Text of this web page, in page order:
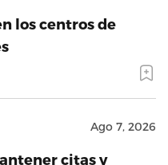
los centros de
Ago 7, 2026
citas y